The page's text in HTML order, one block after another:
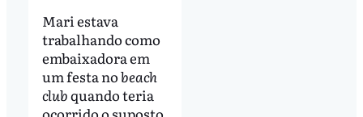
Mari estava
trabalhando como
embaixadora em
um festa nobeach
clubquando teria